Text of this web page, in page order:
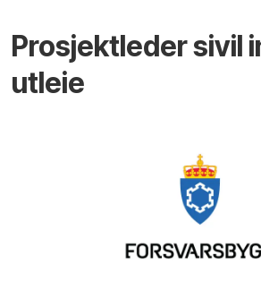
Prosjektleder sivil
utleie